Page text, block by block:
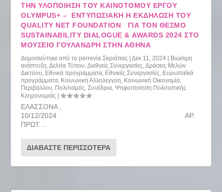
ΤΗΝ ΥΛΟΠΟΊΗΣΗ ΤΟΥ ΚΑΙΝΟΤΌΜΟΥ ΈΡΓΟΥ
OLYMPUS+ – ΕΝΤΥΠΩΣΙΑΚΉ Η ΕΚΔΉΛΩΣΗ ΤΟΥ
QUALITY NET FOUNDATION ΓΙΑ ΤΟΝ ΘΕΣΜΌ
SUSTAINABILITY DIALOGUE & AWARDS 2024 ΣΤΟ
ΜΟΥΣΕΊΟ ΓΟΥΛΑΝΔΡΉ ΣΤΗΝ ΑΘΉΝΑ
Δημοσιεύτηκε από τοperrevia Σκριάπας |Δεκ 11, 2024 | Βιώσιμη
ανάπτυξη ,Δελτία Τύπου ,Διεθνείς Συνεργασίες ,Δράσεις Μελών
Δικτύου Εθνικά προγράμματα Εθνικές Συνεργασίες Ευρωπαΐκά
προγράμματα Κοινωνική Αλληλεγγύη Κοινωνική Οικονομία
Περιβάλλον Πολιτισμός ,Συνέδρια Ψηφιοποίηση Πολιτιστικής
Κληρονομιάς |
ΕΛΑΣΣΟΝΑ ,
10/12/2024 ΑΡ.
ΠΡΩΤ....
ΔΙΑΒΆΣΤΕ ΠΕΡΙΣΣΌΤΕΡΑ